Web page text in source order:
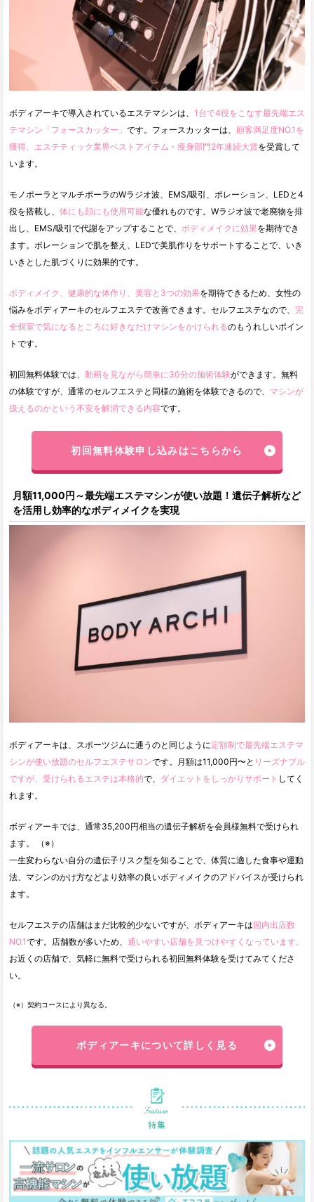
ボディアーキで導入されているエステマシンは、 1台で4役をこなす最先端エス
テマシン「フォースカッター」 です。フォースカッターは、 顧客満足度NO.1を
獲得、エステティック業界ベストアイテム・痩身部門2年連続大賞を受賞して
います。
モノポーラとマルチポーラのWラジオ波、EMS/吸引、ポレーション、LEDと4
役を搭載し、 体にも顔にも使用可能な優れものです。Wラジオ波で老廃物を排
出し、EMS/吸引で代謝をアップすることで、 ボディメイクに効果を期待でき
ます。ポレーションで肌を整え、LEDで美肌作りをサポートすることで、いき
いきとした肌づくりに効果的です。
ボディメイク、健康的な体作り、美容と3つの効果を期待できるため、女性の
悩みをボディアーキのセルフエステで改善できます。セルフエステなので、 完
全個室で気になるところに好きなだけマシンをかけられるのもうれしいポイン
トです。
初回無料体験では、 動画を見ながら簡単に30分の施術体験ができます。無料
の体験ですが、通常のセルフエステと同様の施術を体験できるので、 マシンが
扱えるのかという不安を解消できる内容です。
初回無料体験申し込みはこちらから
月額11,000円～最先端エステマシンが使い放題！遺伝子解析など
を活用し効率的なボディメイクを実現
ボディアーキは、スポーツジムに通うのと同じように定額制で最先端エステマ
シンが使い放題のセルフエステサロンです。月額は11,000円〜と リーズナブル
ですが、受けられるエステは本格的で、 ダイエットをしっかりサポート してく
れます。
ボディアーキでは、通常35,200円相当の遺伝子解析を会員様無料で受けられ
ます。 （※）
一生変わらない自分の遺伝子リスク型を知ることで、体質に適した食事や運動
法、マシンのかけ方などより効率の良いボディメイクのアドバイスが受けられ
ます。
セルフエステの店舗はまだ比較的少ないですが、ボディアーキは国内出店数
NO.1です。店舗数が多いため、 通いやすい店舗を見つけやすくなっています。
お近くの店舗で、気軽に無料で受けられる初回無料体験を受けてみてくださ
い。
（※）契約コースにより異なる。
ボディアーキについて詳しく見る